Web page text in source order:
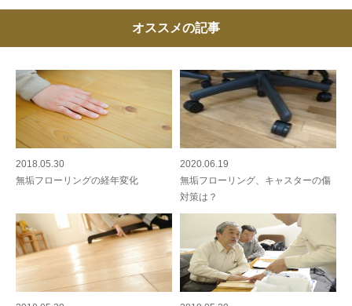
オススメの記事
2018.05.30
無垢フローリングの経年変化
2020.06.19
無垢フローリング、キャスターの傷
対策は？